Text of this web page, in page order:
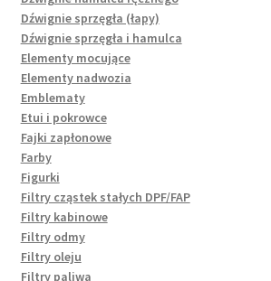
Dźwignie sprzęgła (łapy)
Dźwignie sprzęgła i hamulca
Elementy mocujące
Elementy nadwozia
Emblematy
Etui i pokrowce
Fajki zapłonowe
Farby
Figurki
Filtry cząstek stałych DPF/FAP
Filtry kabinowe
Filtry odmy
Filtry oleju
Filtry paliwa